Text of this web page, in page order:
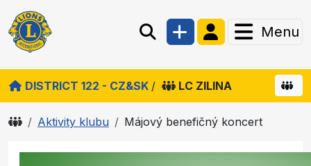
Menu
DISTRICT 122 - CZ&SK / LC ZILINA
Aktivity klubu Májový benefičný koncert